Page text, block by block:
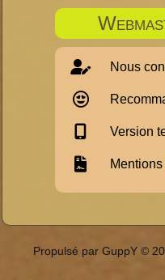
Nous
Version
Propulsé par GuppY ©